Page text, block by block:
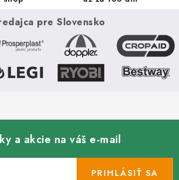
pre Slovensko
a akcie na váš e-mail
PRIHLÁSIŤ SA